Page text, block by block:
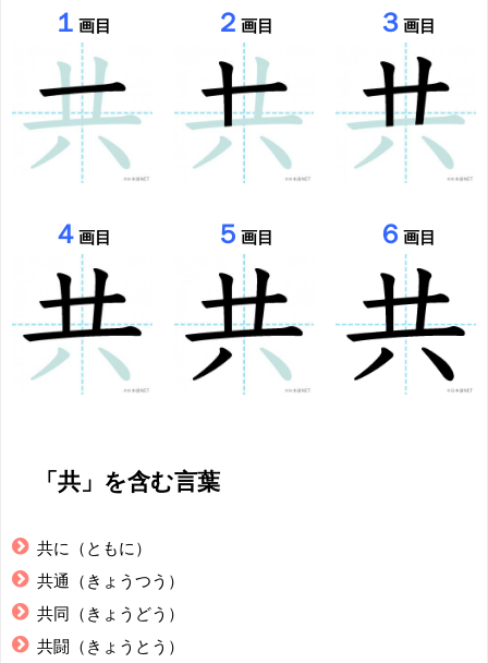
１画目 ２ 画目 ３ 画目
４画目 ５ 画目 ６ 画目
「共」を含む言葉
共に（ともに）
共通（きょうつう）
共同（きょうどう）
共闘（きょうとう）